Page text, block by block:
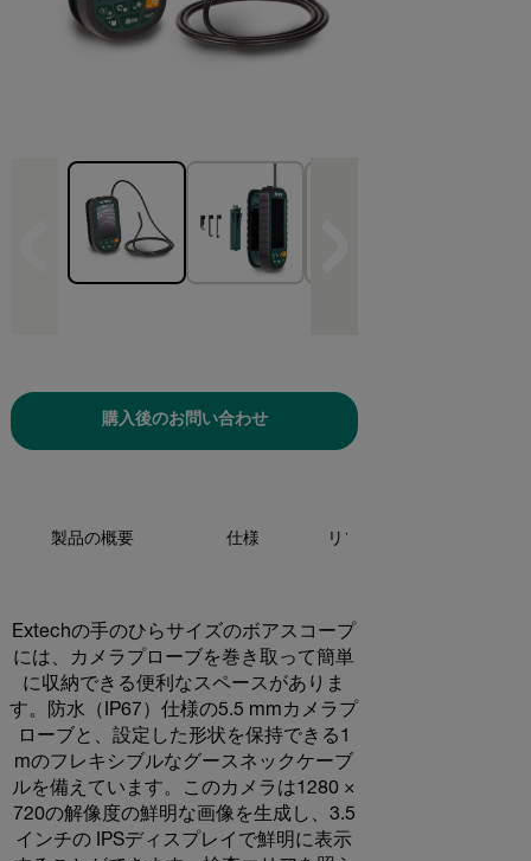
購入後のお問い合わせ
製品の概要 仕様 リソースとサポート
Extechの手のひらサイズのボアスコープ
には、カメラプローブを巻き取って簡単
に収納できる便利なスペースがありま
す。防水（IP67）仕様の5.5 mmカメラプ
ローブと、設定した形状を保持できる1
mのフレキシブルなグースネックケーブ
ルを備えています。このカメラは1280 ×
720の解像度の鮮明な画像を生成し、3.5
インチの IPSディスプレイで鮮明に表示